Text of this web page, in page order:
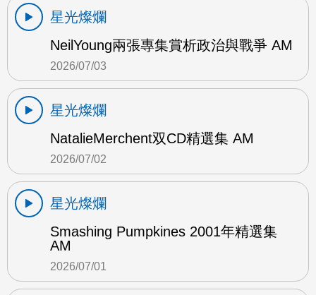
星光燦爛
NeilYoung兩張專集賞析政治與戰爭 AM
2026/07/03
星光燦爛
NatalieMerchent双CD精選集 AM
2026/07/02
星光燦爛
Smashing Pumpkines 2001年精選集
AM
2026/07/01